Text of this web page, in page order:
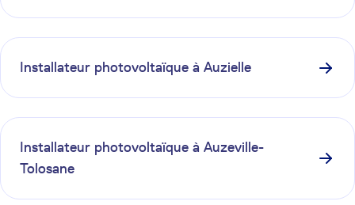
Installateur photovoltaïque à Auzielle
Installateur photovoltaïque à Auzeville-
Tolosane